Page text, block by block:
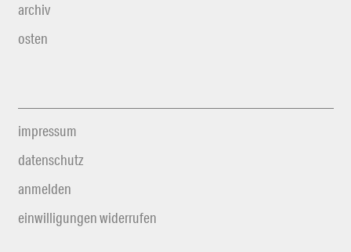
archiv
osten
impressum
datenschutz
anmelden
einwilligungen widerrufen